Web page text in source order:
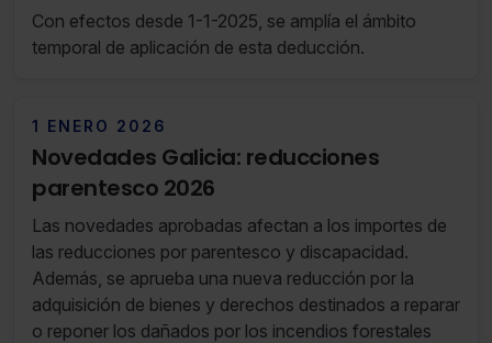
Con efectos desde 1-1-2025, se amplía el ámbito
temporal de aplicación de esta deducción.
1 ENERO 2026
Novedades Galicia: reducciones
parentesco 2026
Las novedades aprobadas afectan a los importes de
las reducciones por parentesco y discapacidad.
Además, se aprueba una nueva reducción por la
adquisición de bienes y derechos destinados a reparar
o reponer los dañados por los incendios forestales